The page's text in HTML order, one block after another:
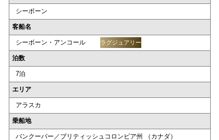
シーボーン
客船名
シーボーン・アンコール ラグジュアリー
泊数
7泊
エリア
アラスカ
乗船地
バンクーバー／ブリティッシュコロンビア州 （カナダ）